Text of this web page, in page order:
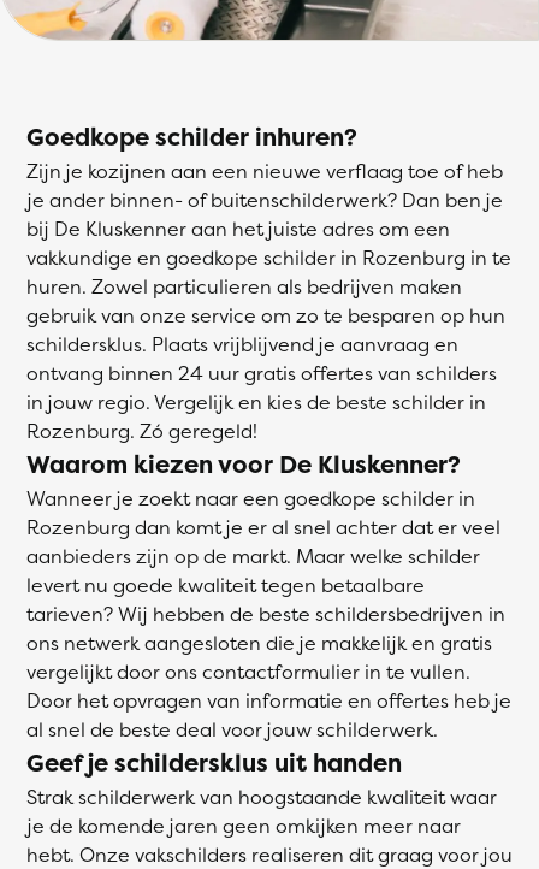
Goedkope schilder inhuren?
Zijn je kozijnen aan een nieuwe verflaag toe of heb
je ander binnen- of buitenschilderwerk? Dan ben je
bij De Kluskenner aan het juiste adres om een
vakkundige en goedkope schilder in Rozenburg in te
huren. Zowel particulieren als bedrijven maken
gebruik van onze service om zo te besparen op hun
schildersklus. Plaats vrijblijvend je aanvraag en
ontvang binnen 24 uur gratis offertes van schilders
in jouw regio. Vergelijk en kies de beste schilder in
Rozenburg. Zó geregeld!
Waarom kiezen voor De Kluskenner?
Wanneer je zoekt naar een goedkope schilder in
Rozenburg dan komt je er al snel achter dat er veel
aanbieders zijn op de markt. Maar welke schilder
levert nu goede kwaliteit tegen betaalbare
tarieven? Wij hebben de beste schildersbedrijven in
ons netwerk aangesloten die je makkelijk en gratis
vergelijkt door ons contactformulier in te vullen.
Door het opvragen van informatie en offertes heb je
al snel de beste deal voor jouw schilderwerk.
Geef je schildersklus uit handen
Strak schilderwerk van hoogstaande kwaliteit waar
je de komende jaren geen omkijken meer naar
hebt. Onze vakschilders realiseren dit graag voor jou